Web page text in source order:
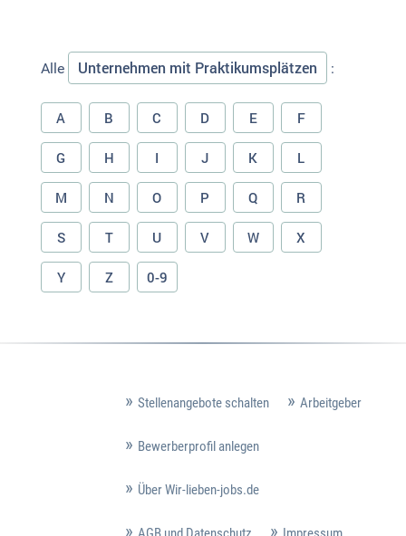
Alle Unternehmen mit Praktikumsplätzen :
A B C D E F
G H I J K L
M N O P Q R
S T U V W X
Y Z 0-9
Stellenangebote schalten Arbeitgeber
Bewerberprofil anlegen
Über Wir-lieben-jobs.de